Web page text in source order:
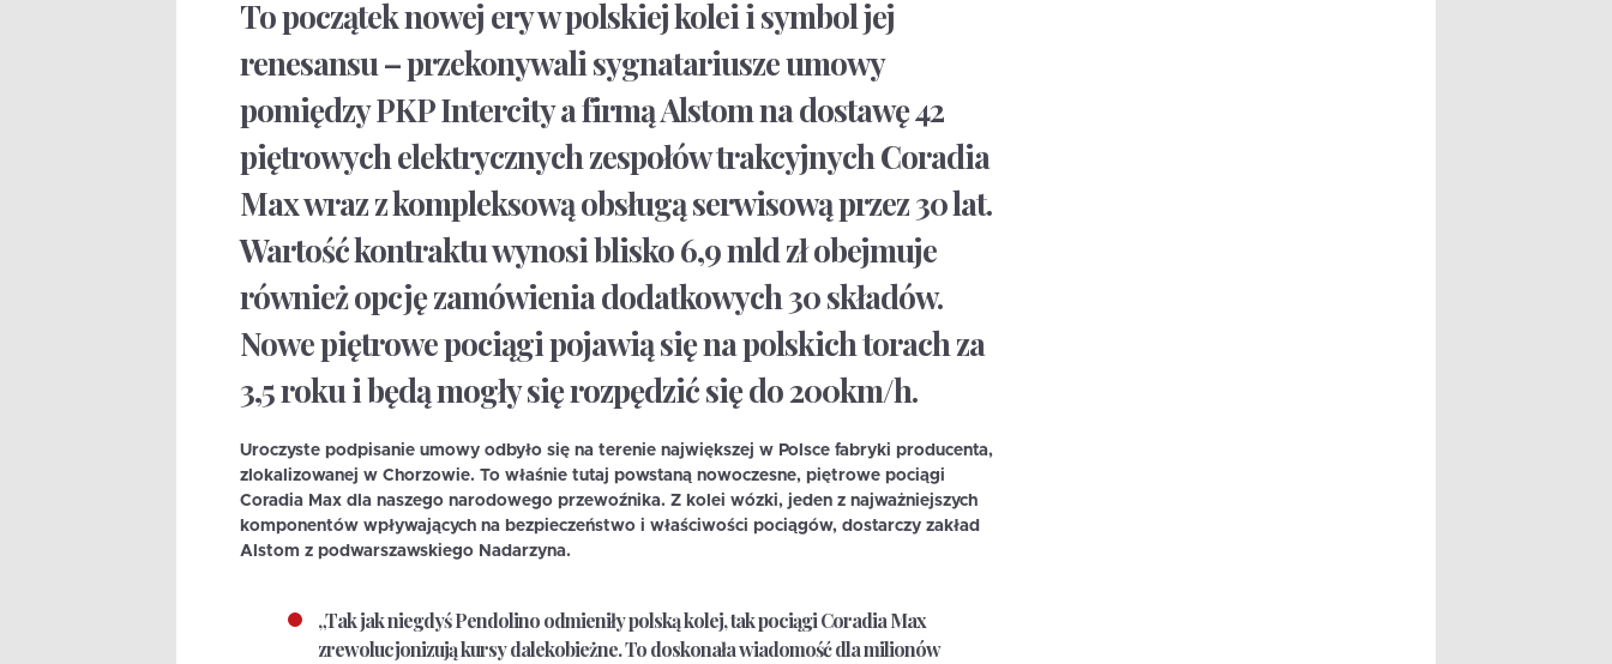
To początek nowej ery w polskiej kolei i symbol jej
renesansu – przekonywali sygnatariusze umowy
pomiędzy PKP Intercity a firmą Alstom na dostawę 42
piętrowych elektrycznych zespołów trakcyjnych Coradia
Max wraz z kompleksową obsługą serwisową przez 30 lat.
Wartość kontraktu wynosi blisko 6,9 mld zł obejmuje
również opcję zamówienia dodatkowych 30 składów.
Nowe piętrowe pociągi pojawią się na polskich torach za
3,5 roku i będą mogły się rozpędzić się do 200km/h.
Uroczyste podpisanie umowy odbyło się na terenie największej w Polsce fabryki producenta,
zlokalizowanej w Chorzowie. To właśnie tutaj powstaną nowoczesne, piętrowe pociągi
Coradia Max dla naszego narodowego przewoźnika. Z kolei wózki, jeden z najważniejszych
komponentów wpływających na bezpieczeństwo i właściwości pociągów, dostarczy zakład
Alstom z podwarszawskiego Nadarzyna.
„Tak jak niegdyś Pendolino odmieniły polską kolej, tak pociągi Coradia Max
zrewolucjonizują kursy dalekobieżne. To doskonała wiadomość dla milionów